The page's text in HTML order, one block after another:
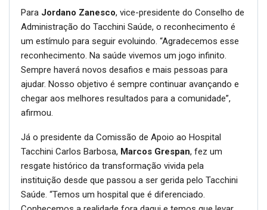
Para Jordano Zanesco, vice-presidente do Conselho de
Administração do Tacchini Saúde, o reconhecimento é
um estímulo para seguir evoluindo. “Agradecemos esse
reconhecimento. Na saúde vivemos um jogo infinito.
Sempre haverá novos desafios e mais pessoas para
ajudar. Nosso objetivo é sempre continuar avançando e
chegar aos melhores resultados para a comunidade”,
afirmou.
Já o presidente da Comissão de Apoio ao Hospital
Tacchini Carlos Barbosa, Marcos Grespan, fez um
resgate histórico da transformação vivida pela
instituição desde que passou a ser gerida pelo Tacchini
Saúde. “Temos um hospital que é diferenciado.